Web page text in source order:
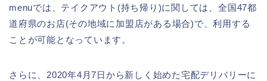
menuでは、テイクアウト(持ち帰り)に関しては、全国47都
道府県のお店(その地域に加盟店がある場合)で、利用する
ことが可能となっています。
さらに、2020年4月7日から新しく始めた宅配デリバリーに